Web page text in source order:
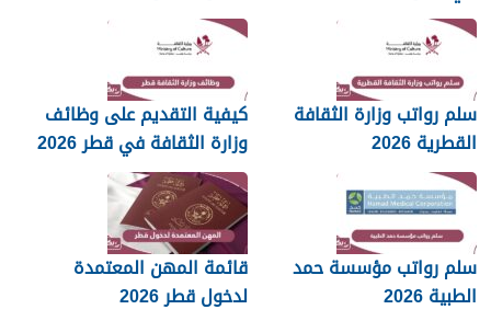
سلم رواتب وزارة الثقافة
القطرية 2026
كيفية التقديم على وظائف
وزارة الثقافة في قطر 2026
سلم رواتب مؤسسة حمد
الطبية 2026
قائمة المهن المعتمدة
لدخول قطر 2026